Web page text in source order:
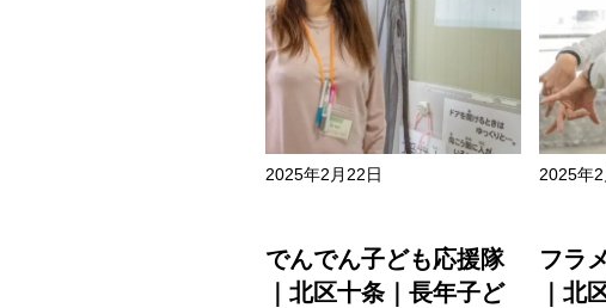
2025年2月22日
でんでん子ども応援隊
｜北区十条｜長年子ど
2025年
フラ
｜北